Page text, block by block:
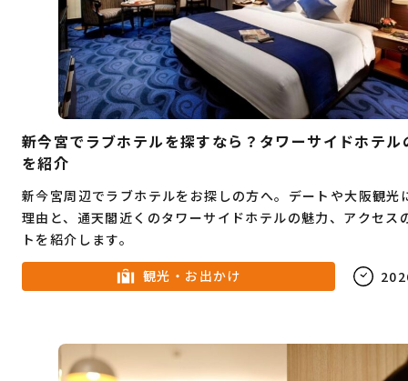
新今宮でラブホテルを探すなら？タワーサイドホテル
を紹介
新今宮周辺でラブホテルをお探しの方へ。デートや大阪観光
理由と、通天閣近くのタワーサイドホテルの魅力、アクセス
トを紹介します。
観光・お出かけ